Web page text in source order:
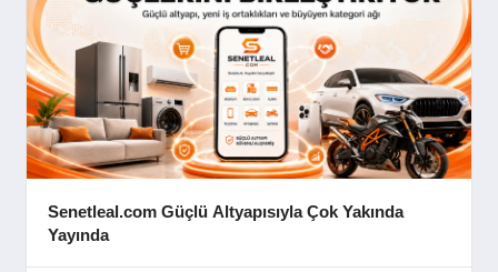
Senetleal.com Güçlü Altyapısıyla Çok Yakında
Yayında